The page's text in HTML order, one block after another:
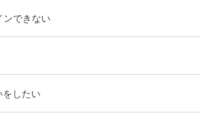
ンできない
したい